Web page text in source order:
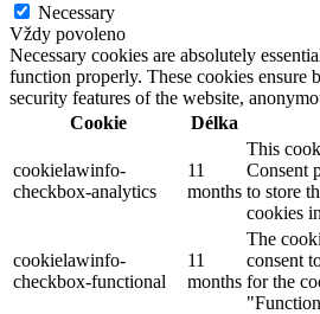
Necessary
Vždy povoleno
Necessary cookies are absolutely
function properly. These cookies ensure
security features of the website,
Cookie
Délka
cookielawinfo-
checkbox-analytics
11
months
This
Consent
to store
cookies
cookielawinfo-
checkbox-functional
11
months
The
consent
for the